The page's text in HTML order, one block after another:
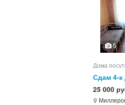
5
Дома
Сдам 4-к
75.0 кв.м,
25 000